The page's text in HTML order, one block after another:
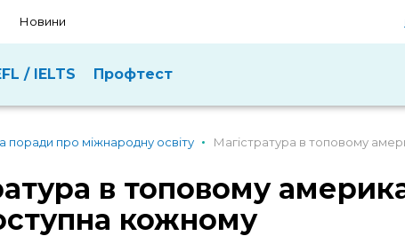
Новини
/ IELTS Профтест
поради про міжнародну освіту Магістратура в топовому
в топовому
кожному